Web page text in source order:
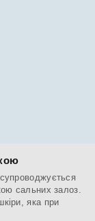
сальних залоз.
яка при